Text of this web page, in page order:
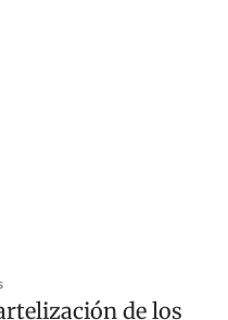
de los